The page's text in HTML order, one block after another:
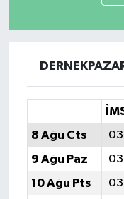
8 Ağu Cts
9 Ağu Paz
10 Ağu Pts